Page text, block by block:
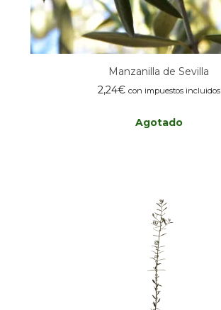
Manzanilla de Sevilla
2,24€ con impuestos incluidos
Agotado